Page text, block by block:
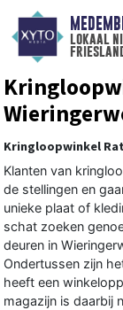
lokaal
Kringloopwinkel
Klanten van
de stellingen en
unieke plaat of
schat zoeken
deuren in
Ondertussen zijn
heeft een
magazijn is daarbij